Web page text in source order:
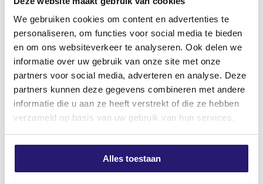
We gebruiken cookies om content en advertenties te
personaliseren, om functies voor social media te bieden
en om ons websiteverkeer te analyseren. Ook delen we
informatie over uw gebruik van onze site met onze
partners voor social media, adverteren en analyse. Deze
partners kunnen deze gegevens combineren met andere
informatie die u aan ze heeft verstrekt of die ze hebben
verzameld op basis van uw gebruik van hun services.
Alles toestaan
gegevens te delen, maar wij zullen ons binnen de mogelijkheden
die de wet ons biedt daartegen verzetten.
Bewaartermijnen
Wij bewaren uw gegevens zolang u cliënt van ons bent. Dit
betekent dat wij uw klantprofiel bewaren totdat u aangeeft dat u
niet langer van onze diensten gebruik wenst te maken. Als u dit bij
ons aangeeft zullen wij dit tevens opvatten als een
vergeetverzoek. Dit betekent ook dat we uw gegevens niet langer
dan twee jaar bewaren vanaf het laatste contactmoment of
transactie, tenzij daarvoor een wettelijke rechtvaardigingsgrond
ten grondslag ligt. Op grond van toepasselijke administratieve
verplichtingen dienen wij facturen met uw (persoons)gegevens te
bewaren, deze gegevens zullen wij dus voor zolang de
toepasselijke termijn loopt bewaren.
Medewerkers hebben echter geen toegang meer tot uw
cliëntprofiel en documenten die wij naar aanleiding van uw
opdracht hebben vervaardigd.